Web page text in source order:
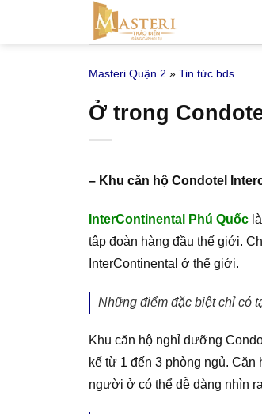
Masteri Quận 2 » Tin tức bds
Ở trong
– Khu căn hộ Condotel
InterContinental Phú Quốc
tập đoàn hàng đầu thế giới.
InterContinental ở thế giới.
Những điểm đặc biệt chỉ có
Khu căn hộ nghỉ dưỡng
kế từ 1 đến 3 phòng ngủ.
người ở có thể dễ dàng nhìn